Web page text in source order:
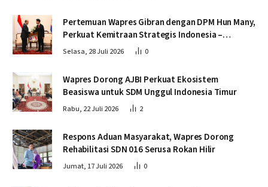
Pertemuan Wapres Gibran dengan DPM Hun Many,
Perkuat Kemitraan Strategis Indonesia –
Kamboja
Selasa, 28 Juli 2026 0
Wapres Dorong AJBI Perkuat Ekosistem
Beasiswa untuk SDM Unggul Indonesia Timur
Rabu, 22 Juli 2026 2
Respons Aduan Masyarakat, Wapres Dorong
Rehabilitasi SDN 016 Serusa Rokan Hilir
Jumat, 17 Juli 2026 0